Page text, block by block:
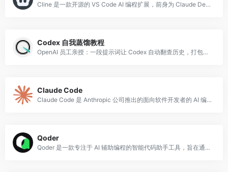
Cline 是一款开源的 VS Code AI 编程扩展，前身为 Claude Dev，由社区开发者主导维护。
Codex 自我蒸馏教程
OpenAI 员工亲授：一段提示词让 Codex 自动翻查历史，打包可复用工具。
Claude Code
Claude Code 是 Anthropic 公司推出的面向软件开发者的 AI 编程代理工具，以命令行界面（CLI）形式运行，可直接在终端中与代码库进行深度交
Qoder
Qoder 是一款专注于 AI 辅助编程的智能代码助手工具，旨在通过人工智能技术提升开发者的编程效率。